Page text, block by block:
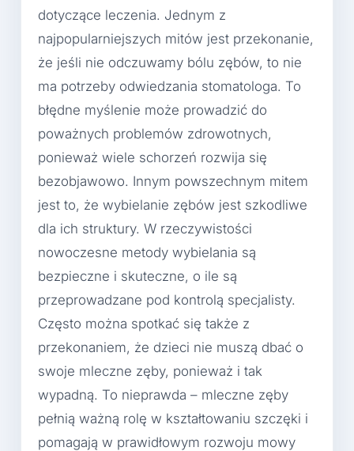
dotyczące leczenia. Jednym z
najpopularniejszych mitów jest przekonanie,
że jeśli nie odczuwamy bólu zębów, to nie
ma potrzeby odwiedzania stomatologa. To
błędne myślenie może prowadzić do
poważnych problemów zdrowotnych,
ponieważ wiele schorzeń rozwija się
bezobjawowo. Innym powszechnym mitem
jest to, że wybielanie zębów jest szkodliwe
dla ich struktury. W rzeczywistości
nowoczesne metody wybielania są
bezpieczne i skuteczne, o ile są
przeprowadzane pod kontrolą specjalisty.
Często można spotkać się także z
przekonaniem, że dzieci nie muszą dbać o
swoje mleczne zęby, ponieważ i tak
wypadną. To nieprawda – mleczne zęby
pełnią ważną rolę w kształtowaniu szczęki i
pomagają w prawidłowym rozwoju mowy